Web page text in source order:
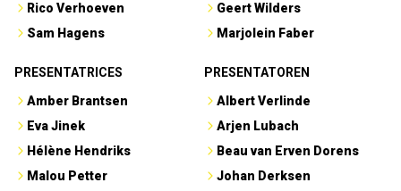
Rico Verhoeven
Sam Hagens
Geert Wilders
Marjolein Faber
PRESENTATRICES
Amber Brantsen
Eva Jinek
Hélène Hendriks
Malou Petter
PRESENTATOREN
Albert Verlinde
Arjen Lubach
Beau van Erven Dorens
Johan Derksen